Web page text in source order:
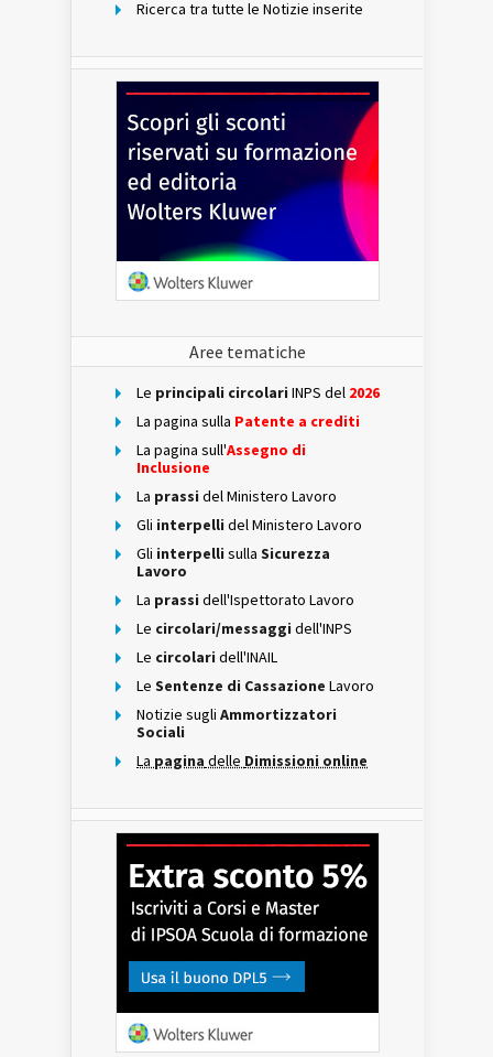
Ricerca tra tutte le Notizie inserite
Aree tematiche
Le principali circolari INPS del 2026
La pagina sulla Patente a crediti
La pagina sull'Assegno di
Inclusione
La prassi del Ministero Lavoro
Gli interpelli del Ministero Lavoro
Gli interpelli sulla Sicurezza
Lavoro
La prassi dell'Ispettorato Lavoro
Le circolari/messaggi dell'INPS
Le circolari dell'INAIL
Le Sentenze di Cassazione Lavoro
Notizie sugli Ammortizzatori
Sociali
La pagina delle Dimissioni online